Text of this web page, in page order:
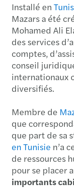
Installé en
Mazars a été
Mohamed Ali
des services
comptes,
conseil
internationaux
diversifiés.
Membre de
que
que part de sa
en Tunisie n’a
de ressources
pour se placer
importants